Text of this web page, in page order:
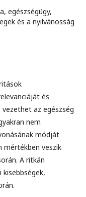
egészségügy,
és a nyilvánosság
és
az egészség
nem
módját
mértékben veszik
A ritkán